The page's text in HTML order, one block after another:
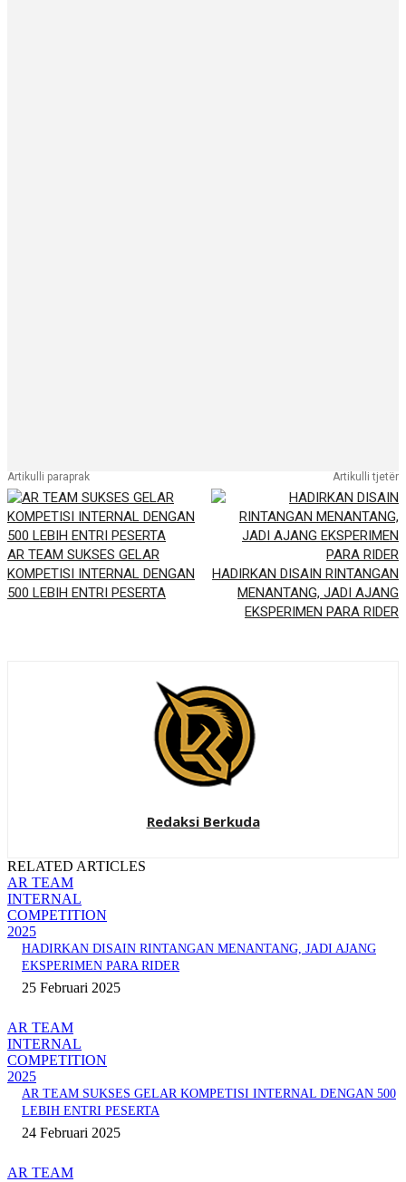
Artikulli paraprak
AR TEAM SUKSES GELAR
KOMPETISI INTERNAL DENGAN
500 LEBIH ENTRI PESERTA
Artikulli tjetër
HADIRKAN DISAIN RINTANGAN
MENANTANG, JADI AJANG
EKSPERIMEN PARA RIDER
Redaksi Berkuda
RELATED ARTICLES
AR TEAM
INTERNAL
COMPETITION
2025
HADIRKAN DISAIN RINTANGAN MENANTANG, JADI AJANG
EKSPERIMEN PARA RIDER
25 Februari 2025
AR TEAM
INTERNAL
COMPETITION
2025
AR TEAM SUKSES GELAR KOMPETISI INTERNAL DENGAN 500
LEBIH ENTRI PESERTA
24 Februari 2025
AR TEAM